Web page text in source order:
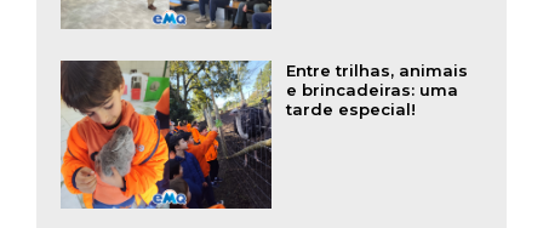
Entre trilhas, animais
e brincadeiras: uma
tarde especial!